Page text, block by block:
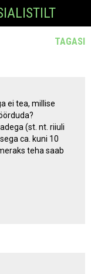
TAGASI
ei tea, millise
(st. nt. riiuli
ca. kuni 10
teha saab